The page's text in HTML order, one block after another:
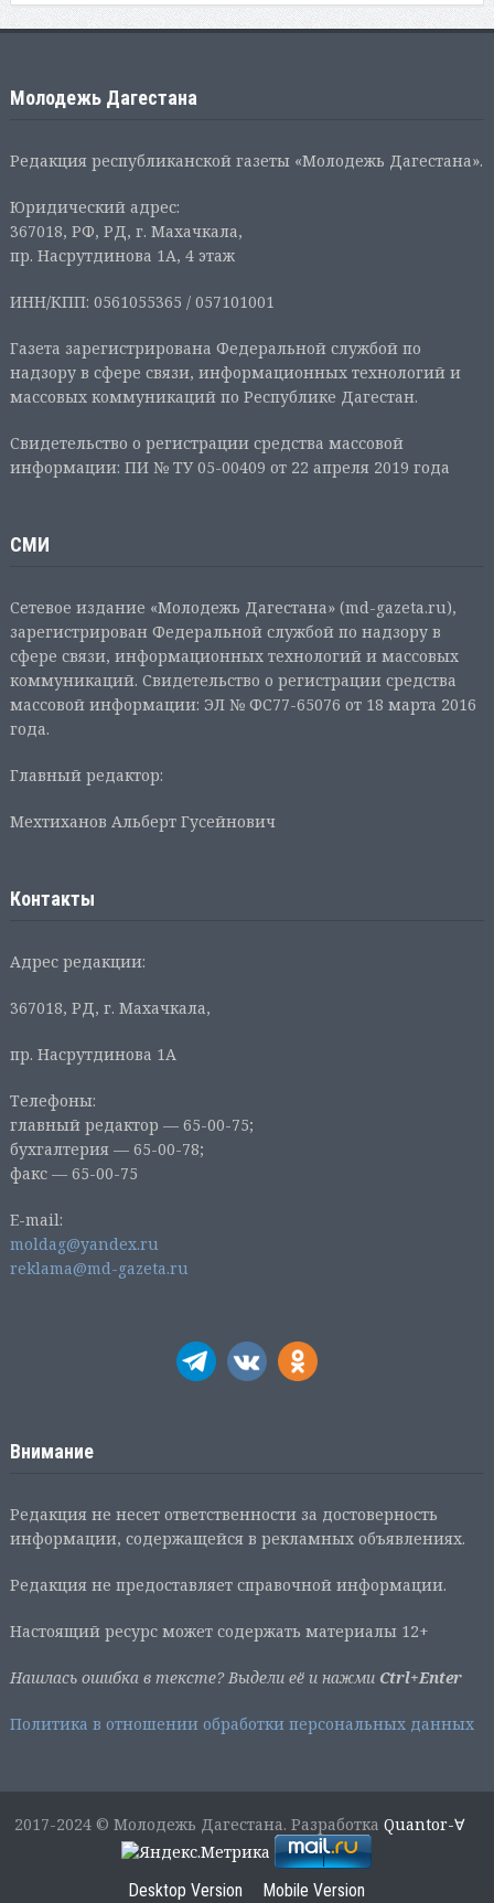
Молодежь Дагестана
Редакция республиканской газеты «Молодежь Дагестана».
Юридический адрес:
367018, РФ, РД, г. Махачкала,
пр. Насрутдинова 1А, 4 этаж
ИНН/КПП: 0561055365 / 057101001
Газета зарегистрирована Федеральной службой по
надзору в сфере связи, информационных технологий и
массовых коммуникаций по Республике Дагестан.
Свидетельство о регистрации средства массовой
информации: ПИ № ТУ 05-00409 от 22 апреля 2019 года
СМИ
Сетевое издание «Молодежь Дагестана» (md-gazeta.ru),
зарегистрирован Федеральной службой по надзору в
сфере связи, информационных технологий и массовых
коммуникаций. Свидетельство о регистрации средства
массовой информации: ЭЛ № ФС77-65076 от 18 марта 2016
года.
Главный редактор:
Мехтиханов Альберт Гусейнович
Контакты
Адрес редакции:
367018, РД, г. Махачкала,
пр. Насрутдинова 1А
Телефоны:
главный редактор — 65-00-75;
бухгалтерия — 65-00-78;
факс — 65-00-75
E-mail:
moldag@yandex.ru
reklama@md-gazeta.ru
Внимание
Редакция не несет ответственности за достоверность
информации, содержащейся в рекламных объявлениях.
Редакция не предоставляет справочной информации.
Настоящий ресурс может содержать материалы 12+
Нашлась ошибка в тексте? Выдели её и нажми Ctrl+Enter
Политика в отношении обработки персональных данных
2017-2024 © Молодежь Дагестана. РазработкаQuantor-∀
Desktop Version Mobile Version